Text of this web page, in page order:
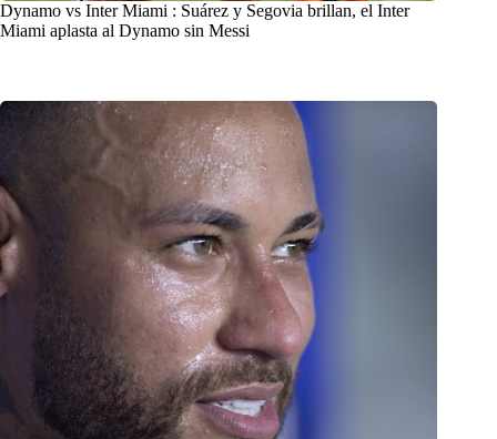
Dynamo vs Inter Miami : Suárez y Segovia brillan, el Inter
Miami aplasta al Dynamo sin Messi